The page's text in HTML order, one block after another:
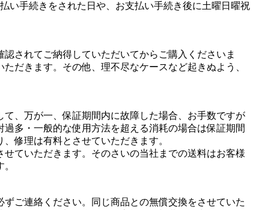
い手続きをされた日や、お支払い手続き後に土曜日曜祝
されてご納得していただいてからご購入くださいま
だきます。その他、理不尽なケースなど起きぬよう、
、万が一、保証期間内に故障した場合、お手数ですが
多・一般的な使用方法を超える消耗の場合は保証期間
修理は有料とさせていただきます。
ていただきます。そのさいの当社までの送料はお客様
ご連絡ください。同じ商品との無償交換をさせていた